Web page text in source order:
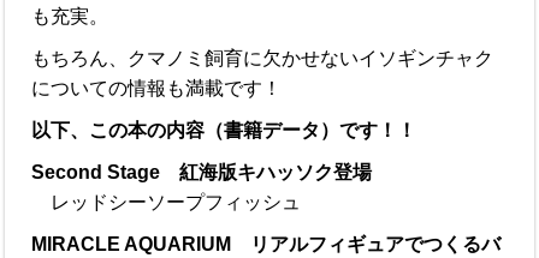
も充実。
もちろん、クマノミ飼育に欠かせないイソギンチャク
についての情報も満載です！
以下、この本の内容（書籍データ）です！！
Second Stage 紅海版キハッソク登場
レッドシーソープフィッシュ
MIRACLE AQUARIUM リアルフィギュアでつくるバ